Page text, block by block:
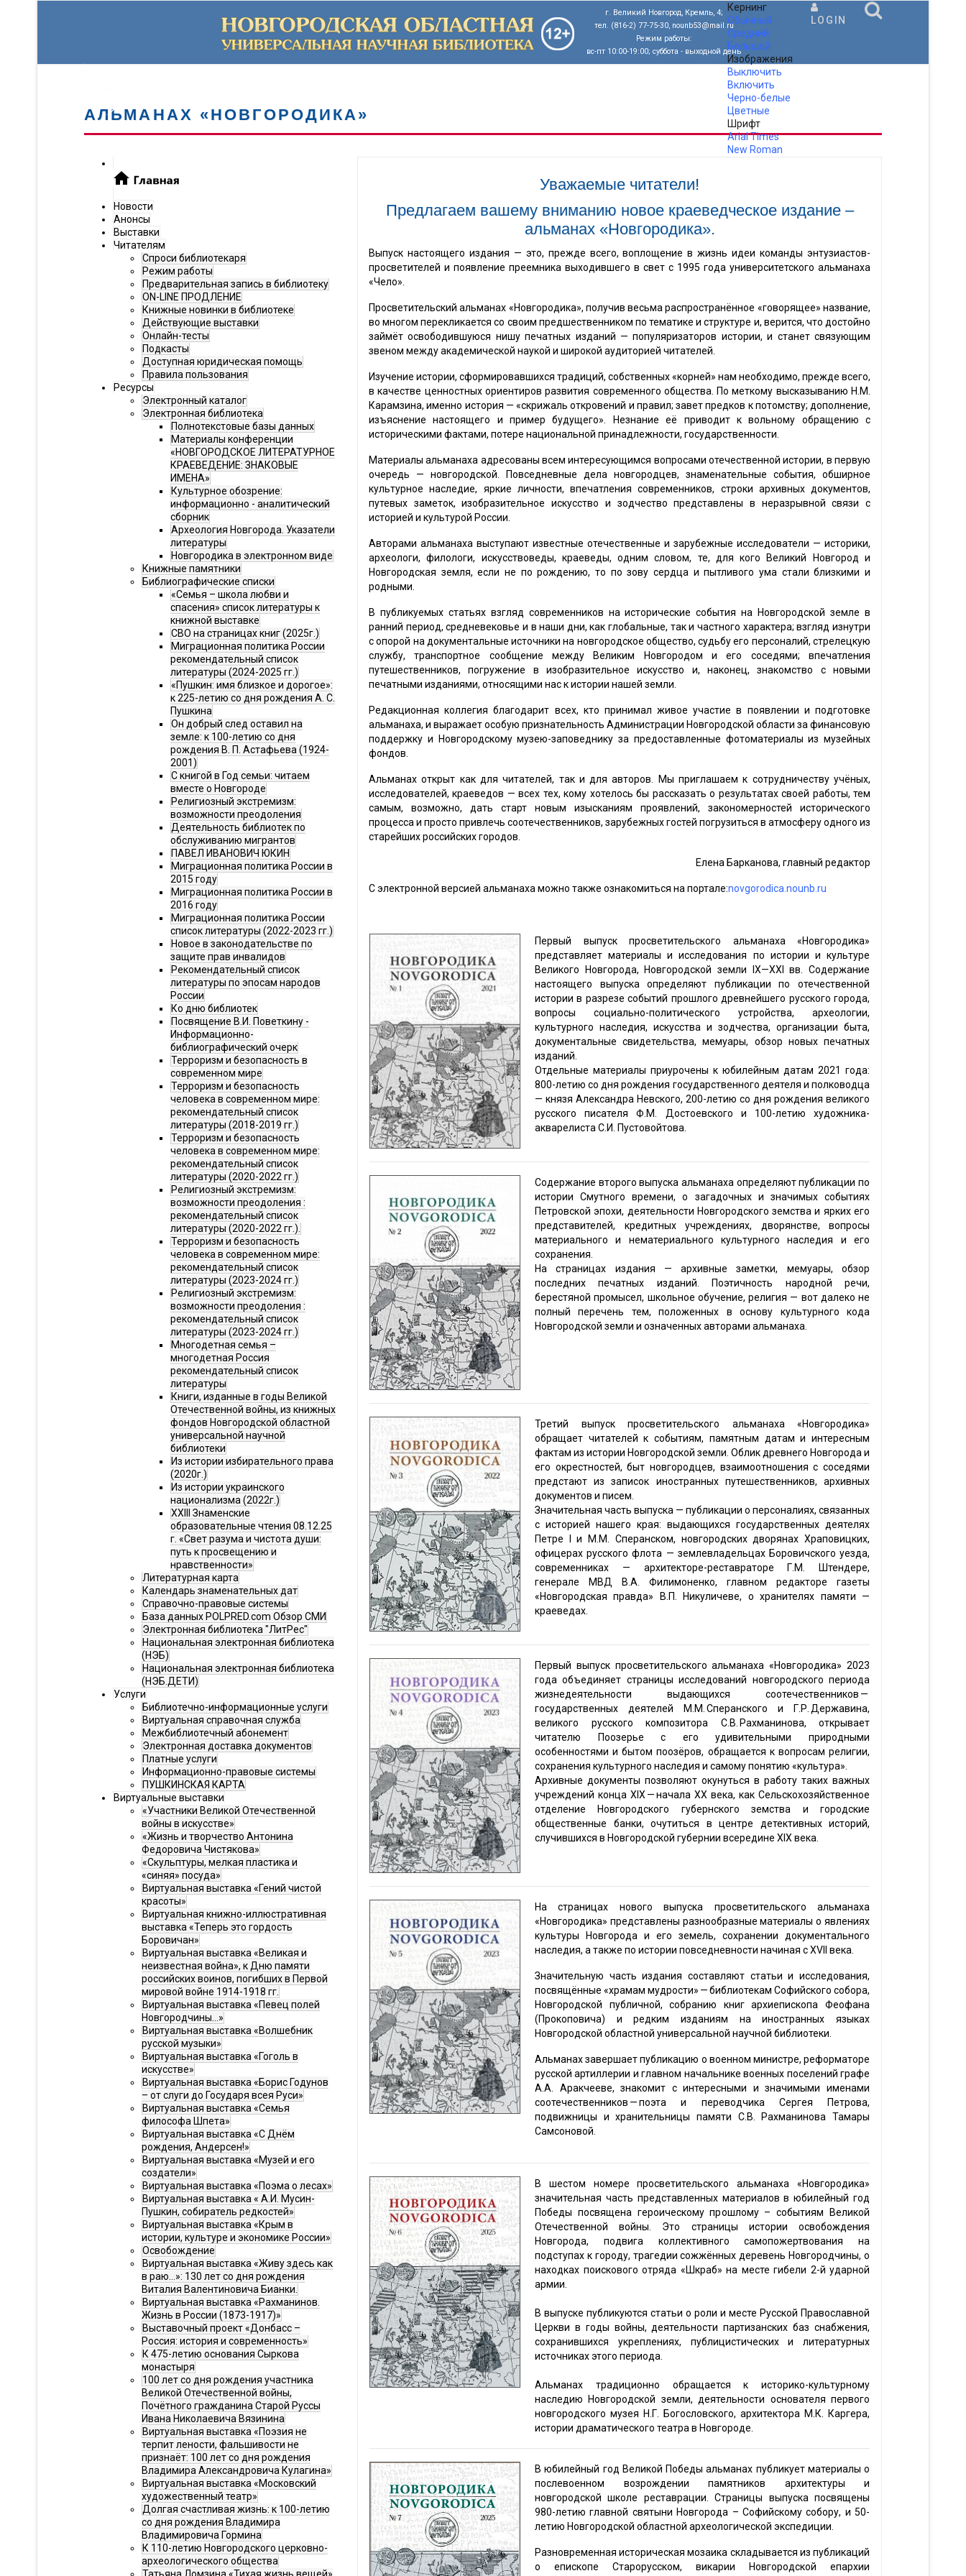
г. Великий Новгород, Кремль, 4;
тел. (816-2) 77-75-30, nounb53@mail.ru
Режим работы:
вс-пт 10:00-19:00; суббота - выходной день
Кернинг
Обычный
Средний
Большой
Изображения
Выключить
Включить
Черно-белые
Цветные
Шрифт
ArialTimes
New Roman
LOGIN
АЛЬМАНАХ «НОВГОРОДИКА»
Новости
Анонсы
Выставки
Читателям
Спроси библиотекаря
Режим работы
Предварительная запись в библиотеку
ON-LINE ПРОДЛЕНИЕ
Книжные новинки в библиотеке
Действующие выставки
Онлайн-тесты
Подкасты
Доступная юридическая помощь
Правила пользования
Ресурсы
Электронный каталог
Электронная библиотека
Полнотекстовые базы данных
Материалы конференции
«НОВГОРОДСКОЕ ЛИТЕРАТУРНОЕ
КРАЕВЕДЕНИЕ: ЗНАКОВЫЕ
ИМЕНА»
Культурное обозрение:
информационно - аналитический
сборник
Археология Новгорода. Указатели
литературы
Новгородика в электронном виде
Книжные памятники
Библиографические списки
«Семья – школа любви и
спасения» список литературы к
книжной выставке
СВО на страницах книг (2025г.)
Миграционная политика России
рекомендательный список
литературы (2024-2025 гг.)
«Пушкин: имя близкое и дорогое»:
к 225-летию со дня рождения А. С.
Пушкина
Он добрый след оставил на
земле: к 100-летию со дня
рождения В. П. Астафьева (1924-
2001)
С книгой в Год семьи: читаем
вместе о Новгороде
Религиозный экстремизм:
возможности преодоления
Деятельность библиотек по
обслуживанию мигрантов
ПАВЕЛ ИВАНОВИЧ ЮКИН
Миграционная политика России в
2015 году
Миграционная политика России в
2016 году
Миграционная политика России
список литературы (2022-2023 гг.)
Новое в законодательстве по
защите прав инвалидов
Рекомендательный список
литературы по эпосам народов
России
Ко дню библиотек
Посвящение В.И. Поветкину -
Информационно-
библиографический очерк
Терроризм и безопасность в
современном мире
Терроризм и безопасность
человека в современном мире:
рекомендательный список
литературы (2018-2019 гг.)
Терроризм и безопасность
человека в современном мире:
рекомендательный список
литературы (2020-2022 гг.)
Религиозный экстремизм:
возможности преодоления :
рекомендательный список
литературы (2020-2022 гг.).
Терроризм и безопасность
человека в современном мире:
рекомендательный список
литературы (2023-2024 гг.)
Религиозный экстремизм:
возможности преодоления :
рекомендательный список
литературы (2023-2024 гг.)
Многодетная семья –
многодетная Россия
рекомендательный список
литературы
Книги, изданные в годы Великой
Отечественной войны, из книжных
фондов Новгородской областной
универсальной научной
библиотеки
Из истории избирательного права
(2020г.)
Из истории украинского
национализма (2022г.)
XXIII Знаменские
образовательные чтения 08.12.25
г. «Свет разума и чистота души:
путь к просвещению и
нравственности»
Литературная карта
Календарь знаменательных дат
Справочно-правовые системы
База данных POLPRED.com Обзор СМИ
Электронная библиотека "ЛитРес"
Национальная электронная библиотека
(НЭБ)
Национальная электронная библиотека
(НЭБ.ДЕТИ)
Услуги
Библиотечно-информационные услуги
Виртуальная справочная служба
Межбиблиотечный абонемент
Электронная доставка документов
Платные услуги
Информационно-правовые системы
ПУШКИНСКАЯ КАРТА
Виртуальные выставки
«Участники Великой Отечественной
войны в искусстве»
«Жизнь и творчество Антонина
Федоровича Чистякова»
«Скульптуры, мелкая пластика и
«синяя» посуда»
Виртуальная выставка «Гений чистой
красоты»
Виртуальная книжно-иллюстративная
выставка «Теперь это гордость
Боровичан»
Виртуальная выставка «Великая и
неизвестная война», к Дню памяти
российских воинов, погибших в Первой
мировой войне 1914-1918 гг.
Виртуальная выставка «Певец полей
Новгородчины…»
Виртуальная выставка «Волшебник
русской музыки»
Виртуальная выставка «Гоголь в
искусстве»
Виртуальная выставка «Борис Годунов
– от слуги до Государя всея Руси»
Виртуальная выставка «Семья
философа Шпета»
Виртуальная выставка «С Днём
рождения, Андерсен!»
Виртуальная выставка «Музей и его
создатели»
Виртуальная выставка «Поэма о лесах»
Виртуальная выставка « А.И. Мусин-
Пушкин, собиратель редкостей»
Виртуальная выставка «Крым в
истории, культуре и экономике России»
Освобождение
Виртуальная выставка «Живу здесь как
в раю…»: 130 лет со дня рождения
Виталия Валентиновича Бианки.
Виртуальная выставка «Рахманинов.
Жизнь в России (1873-1917)»
Выставочный проект «Донбасс –
Россия: история и современность»
К 475-летию основания Сыркова
монастыря
100 лет со дня рождения участника
Великой Отечественной войны,
Почётного гражданина Старой Руссы
Ивана Николаевича Вязинина
Виртуальная выставка «Поэзия не
терпит лености, фальшивости не
признаёт: 100 лет со дня рождения
Владимира Александровича Кулагина»
Виртуальная выставка «Московский
художественный театр»
Долгая счастливая жизнь: к 100-летию
со дня рождения Владимира
Владимировича Гормина
К 110-летию Новгородского церковно-
археологического общества
Уважаемые читатели!
Предлагаем вашему вниманию новое краеведческое издание –
альманах «Новгородика».
Выпуск настоящего издания — это, прежде всего, воплощение в жизнь идеи команды энтузиастов-
просветителей и появление преемника выходившего в свет с 1995 года университетского альманаха
«Чело».
Просветительский альманах «Новгородика», получив весьма распространённое «говорящее» название,
во многом перекликается со своим предшественником по тематике и структуре и, верится, что достойно
займёт освободившуюся нишу печатных изданий — популяризаторов истории, и станет связующим
звеном между академической наукой и широкой аудиторией читателей.
Изучение истории, сформировавшихся традиций, собственных «корней» нам необходимо, прежде всего,
в качестве ценностных ориентиров развития современного общества. По меткому высказыванию Н.М.
Карамзина, именно история — «скрижаль откровений и правил; завет предков к потомству; дополнение,
изъяснение настоящего и пример будущего». Незнание её приводит к вольному обращению с
историческими фактами, потере национальной принадлежности, государственности.
Материалы альманаха адресованы всем интересующимся вопросами отечественной истории, в первую
очередь — новгородской. Повседневные дела новгородцев, знаменательные события, обширное
культурное наследие, яркие личности, впечатления современников, строки архивных документов,
путевых заметок, изобразительное искусство и зодчество представлены в неразрывной связи с
историей и культурой России.
Авторами альманаха выступают известные отечественные и зарубежные исследователи — историки,
археологи, филологи, искусствоведы, краеведы, одним словом, те, для кого Великий Новгород и
Новгородская земля, если не по рождению, то по зову сердца и пытливого ума стали близкими и
родными.
В публикуемых статьях взгляд современников на исторические события на Новгородской земле в
ранний период, средневековье и в наши дни, как глобальные, так и частного характера; взгляд изнутри
с опорой на документальные источники на новгородское общество, судьбу его персоналий, стрелецкую
службу, транспортное сообщение между Великим Новгородом и его соседями; впечатления
путешественников, погружение в изобразительное искусство и, наконец, знакомство с новыми
печатными изданиями, относящими нас к истории нашей земли.
Редакционная коллегия благодарит всех, кто принимал живое участие в появлении и подготовке
альманаха, и выражает особую признательность Администрации Новгородской области за финансовую
поддержку и Новгородскому музею-заповеднику за предоставленные фотоматериалы из музейных
фондов.
Альманах открыт как для читателей, так и для авторов. Мы приглашаем к сотрудничеству учёных,
исследователей, краеведов — всех тех, кому хотелось бы рассказать о результатах своей работы, тем
самым, возможно, дать старт новым изысканиям проявлений, закономерностей исторического
процесса и просто привлечь соотечественников, зарубежных гостей погрузиться в атмосферу одного из
старейших российских городов.
Елена Барканова, главный редактор
С электронной версией альманаха можно также ознакомиться на портале:novgorodica.nounb.ru
Первый выпуск просветительского альманаха «Новгородика»
представляет материалы и исследования по истории и культуре
Великого Новгорода, Новгородской земли IX—XXI вв. Содержание
настоящего выпуска определяют публикации по отечественной
истории в разрезе событий прошлого древнейшего русского города,
вопросы социально-политического устройства, археологии,
культурного наследия, искусства и зодчества, организации быта,
документальные свидетельства, мемуары, обзор новых печатных
изданий.
Отдельные материалы приурочены к юбилейным датам 2021 года:
800-летию со дня рождения государственного деятеля и полководца
— князя Александра Невского, 200-летию со дня рождения великого
русского писателя Ф.М. Достоевского и 100-летию художника-
акварелиста С.И. Пустовойтова.
Содержание второго выпуска альманаха определяют публикации по
истории Смутного времени, о загадочных и значимых событиях
Петровской эпохи, деятельности Новгородского земства и ярких его
представителей, кредитных учреждениях, дворянстве, вопросы
материального и нематериального культурного наследия и его
сохранения.
На страницах издания — архивные заметки, мемуары, обзор
последних печатных изданий. Поэтичность народной речи,
берестяной промысел, школьное обучение, религия — вот далеко не
полный перечень тем, положенных в основу культурного кода
Новгородской земли и означенных авторами альманаха.
Третий выпуск просветительского альманаха «Новгородика»
обращает читателей к событиям, памятным датам и интересным
фактам из истории Новгородской земли. Облик древнего Новгорода и
его окрестностей, быт новгородцев, взаимоотношения с соседями
предстают из записок иностранных путешественников, архивных
документов и писем.
Значительная часть выпуска — публикации о персоналиях, связанных
с историей нашего края: выдающихся государственных деятелях
Петре I и М.М. Сперанском, новгородских дворянах Храповицких,
офицерах русского флота — землевладельцах Боровичского уезда,
современниках — архитекторе-реставраторе Г.М. Штендере,
генерале МВД В.А. Филимоненко, главном редакторе газеты
«Новгородская правда» В.П. Никуличеве, о хранителях памяти —
краеведах.
Первый выпуск просветительского альманаха «Новгородика» 2023
года объединяет страницы исследований новгородского периода
жизнедеятельности выдающихся соотечественников —
государственных деятелей М.М. Сперанского и Г.Р. Державина,
великого русского композитора С.В. Рахманинова, открывает
читателю Поозерье с его удивительными природными
особенностями и бытом поозёров, обращается к вопросам религии,
сохранения культурного наследия и самому понятию «культура».
Архивные документы позволяют окунуться в работу таких важных
учреждений конца XIX — начала XX века, как Сельскохозяйственное
отделение Новгородского губернского земства и городские
общественные банки, очутиться в центре детективных историй,
случившихся в Новгородской губернии всередине XIX века.
На страницах нового выпуска просветительского альманаха
«Новгородика» представлены разнообразные материалы о явлениях
культуры Новгорода и его земель, сохранении документального
наследия, а также по истории повседневности начиная с XVII века.
Значительную часть издания составляют статьи и исследования,
посвящённые «храмам мудрости» — библиотекам Софийского собора,
Новгородской публичной, собранию книг архиепископа Феофана
(Прокоповича) и редким изданиям на иностранных языках
Новгородской областной универсальной научной библиотеки.
Альманах завершает публикацию о военном министре, реформаторе
русской артиллерии и главном начальнике военных поселений графе
А.А. Аракчееве, знакомит с интересными и значимыми именами
соотечественников — поэта и переводчика Сергея Петрова,
подвижницы и хранительницы памяти С.В. Рахманинова Тамары
Самсоновой.
В шестом номерепросветительского альманаха «Новгородика»
значительная часть представленных материалов в юбилейный год
Победы посвящена героическому прошлому – событиям Великой
Отечественной войны. Это страницы истории освобождения
Новгорода, подвига коллективного самопожертвования на
подступах к городу, трагедии сожжённых деревень Новгородчины, о
находках поискового отряда «Шкраб» на месте гибели 2-й ударной
армии.
В выпуске публикуются статьи о роли и месте Русской Православной
Церкви в годы войны, деятельности партизанских баз снабжения,
сохранившихся укреплениях, публицистических и литературных
источниках этого периода.
Альманах традиционно обращается к историко-культурному
наследию Новгородской земли, деятельности основателя первого
новгородского музея Н.Г. Богословского, архитектора М.К. Каргера,
истории драматического театра в Новгороде.
В юбилейный год Великой Победы альманах публикует материалы о
послевоенном возрождении памятников архитектуры и
новгородской школе реставрации. Страницы выпуска посвящены
980-летию главной святыни Новгорода – Софийскому собору, и 50-
летию Новгородской областной археологической экспедиции.
Разновременная историческая мозаика складывается из публикаций
о епископе Старорусском, викарии Новгородской епархии